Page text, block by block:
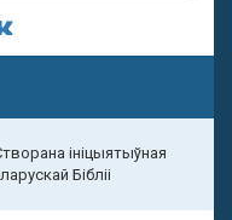
ініцыятыўная
Бібліі